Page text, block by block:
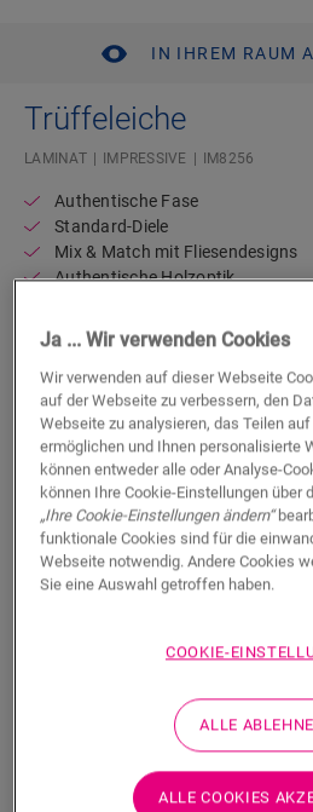
IN IHREM RAUM
Trüffeleiche
LAMINAT IMPRESSIVE IM8256
Authentische Fase
Standard-Diele
Mix & Match mit Fliesendesigns
Authentische Holzoptik
Kompatibel mit Bodenheizung
Wasserdicht
Einen Händler in
Sie können es kaum erwarten,
sehen? Sie haben noch
immer einen Händler in Ihrer
Sie sind sich nicht sicher,
Ja ... Wir verwenden Cookies
Wir verwenden auf dieser Webseite
auf der Webseite zu verbessern, den
Webseite zu analysieren, das Teilen
ermöglichen und Ihnen personalisierte
können entweder alle oder Analyse-
können Ihre Cookie-Einstellungen über
„Ihre Cookie-Einstellungen ändern“
funktionale Cookies sind für die
Webseite notwendig. Andere Cookies
Sie eine Auswahl getroffen haben.
COOKIE-
ALLE
ALLE COOKIES